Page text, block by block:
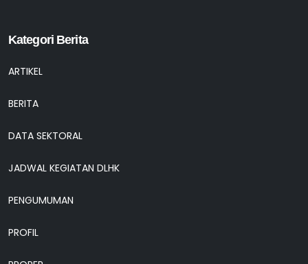
Kategori Berita
ARTIKEL
BERITA
DATA SEKTORAL
JADWAL KEGIATAN DLHK
PENGUMUMAN
PROFIL